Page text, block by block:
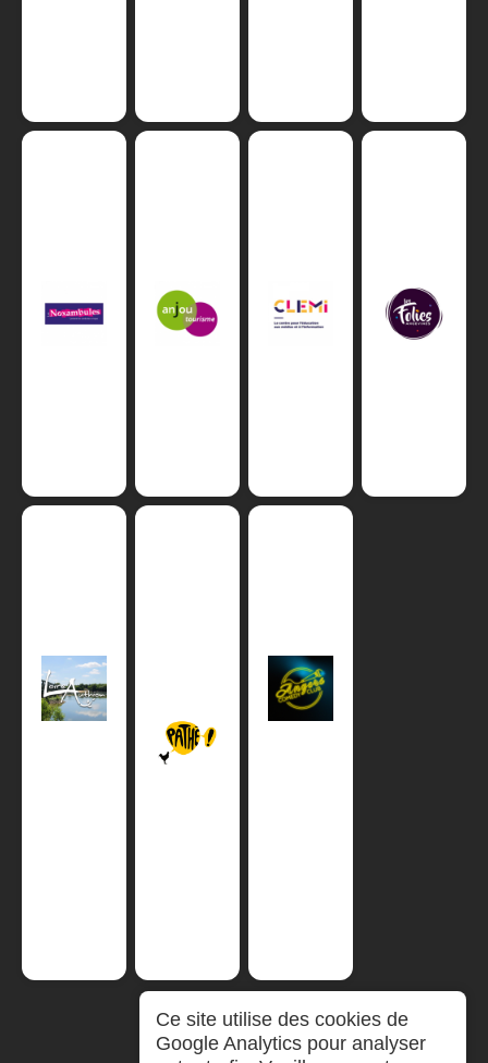
Ce site utilise des cookies de
Google Analytics pour analyser